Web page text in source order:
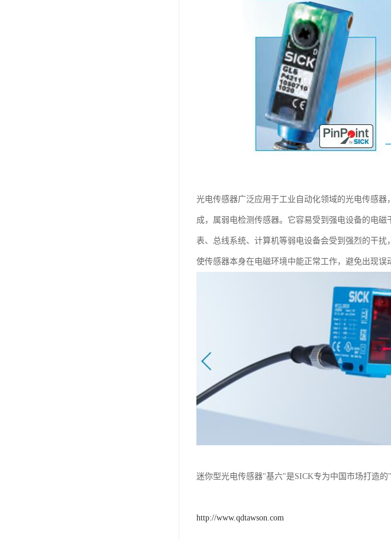
光电传感器广泛应用于工业自动化领域的光电传感
成，属弱电检测传感器。它容易受到强电设备的电
表、总线系统、计算机等弱电设备会受到强烈的干
使传感器本身在电磁环境中能正常工作，避免出现误
迷你型光电传感器"基六"是SICK专为中国市场打造
http://www.qdtawson.com